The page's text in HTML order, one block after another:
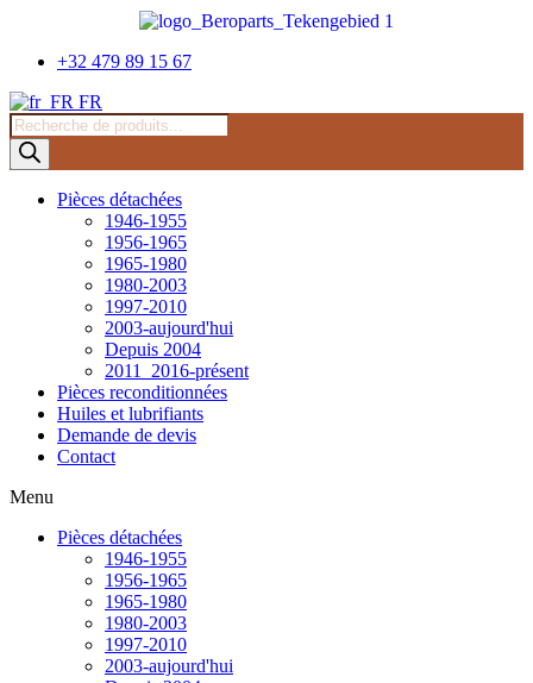
content+32 479 89 15 67
FR
Recherche
de
produits
Pièces détachées
1946-1955
1956-1965
1965-1980
1980-2003
1997-2010
2003-aujourd'hui
Depuis 2004
2011_2016-présent
Pièces reconditionnées
Huiles et lubrifiants
Demande de devis
Contact
Menu
Pièces détachées
1946-1955
1956-1965
1965-1980
1980-2003
1997-2010
2003-aujourd'hui